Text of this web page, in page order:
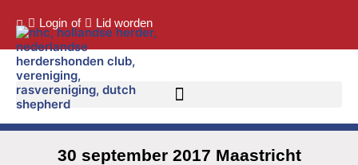
Login of Lid worden
30 september 2017 Maastricht